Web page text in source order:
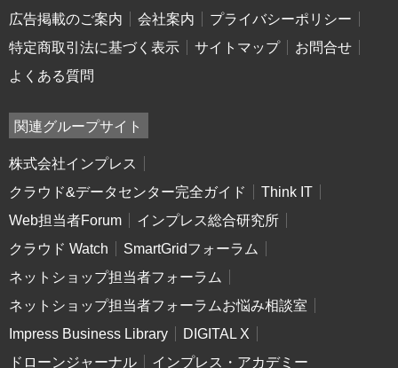
広告掲載のご案内
会社案内
プライバシーポリシー
特定商取引法に基づく表示
サイトマップ
お問合せ
よくある質問
関連グループサイト
株式会社インプレス
クラウド&データセンター完全ガイド
Think IT
Web担当者Forum
インプレス総合研究所
クラウド Watch
SmartGridフォーラム
ネットショップ担当者フォーラム
ネットショップ担当者フォーラムお悩み相談室
Impress Business Library
DIGITAL X
ドローンジャーナル
インプレス・アカデミー